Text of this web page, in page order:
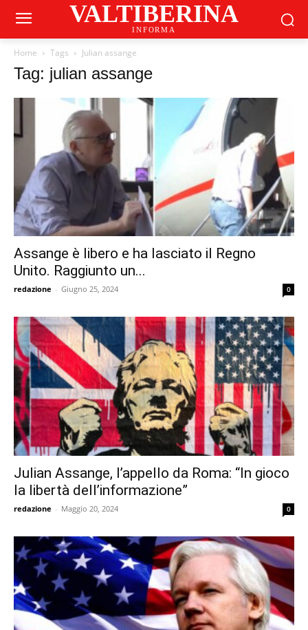
VALTIBERINA
INFORMA
Home Tags Julian assange
Tag: julian assange
Assange è libero e ha lasciato il Regno
Unito. Raggiunto un...
redazione - Giugno 25, 2024 0
Julian Assange, l’appello da Roma: “In gioco
la libertà dell’informazione”
redazione - Maggio 20, 2024 0